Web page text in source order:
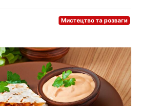
Мистецтво та розваги